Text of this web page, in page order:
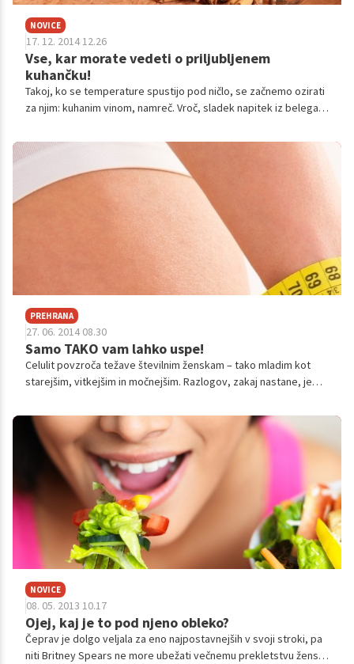
NOVICE
17. 12. 2014 12.26
Vse, kar morate vedeti o priljubljenem
kuhančku!
Takoj, ko se temperature spustijo pod ničlo, se začnemo ozirati
za njim: kuhanim vinom, namreč. Vroč, sladek napitek iz belega
in sprošča telo. A na videz nedolžna pijača ima tudi precej
negativnih učinkov.
PREHRANA
27. 06. 2014 08.30
Samo TAKO vam lahko uspe!
Celulit povzroča težave številnim ženskam – tako mladim kot
starejšim, vitkejšim in močnejšim. Razlogov, zakaj nastane, je
NOVICE
08. 05. 2013 10.17
Ojej, kaj je to pod njeno obleko?
Čeprav je dolgo veljala za eno najpostavnejših v svoji stroki, pa
niti Britney Spears ne more ubežati večnemu prekletstvu žensk.